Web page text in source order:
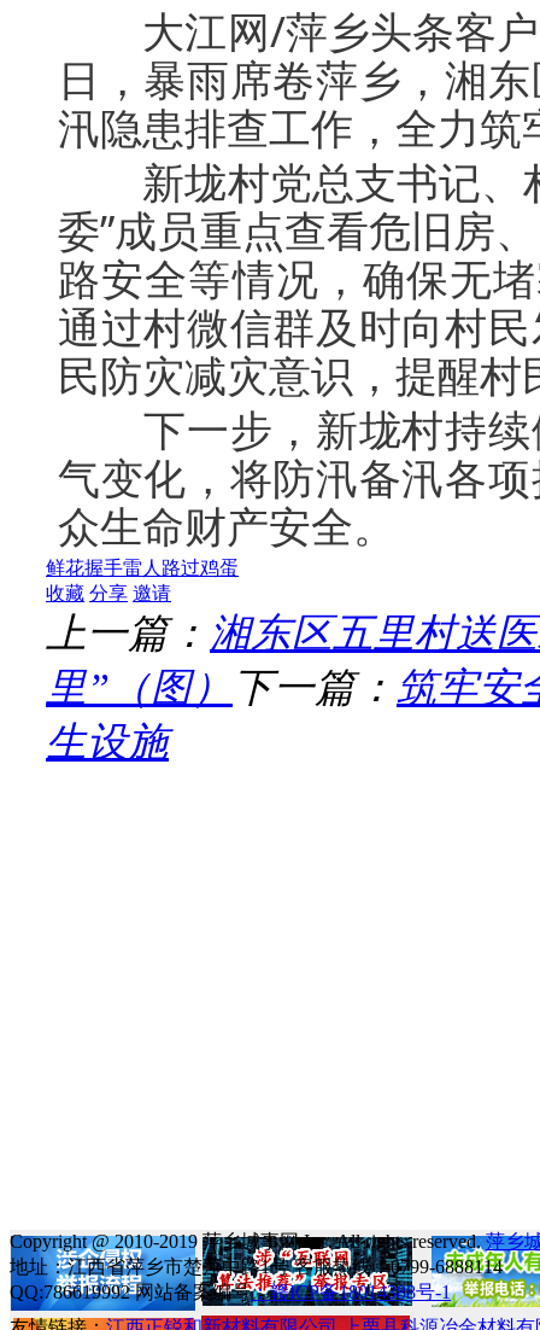
大江网/萍乡头条客户
日，暴雨席卷萍乡，湘
汛隐患排查工作，全力
新垅村党总支书记、
委”成员重点查看危旧房
路安全等情况，确保无
通过村微信群及时向村
民防灾减灾意识，提醒
下一步，新垅村持续
气变化，将防汛备汛各
众生命财产安全。
鲜花握手雷人 路过鸡蛋
收藏 分享 邀请
上一篇： 湘东区五里村送
里”（图）
下一篇： 筑牢安
生设施
Copyright @ 2010-2019 萍乡城事网 Inc. All rights reserved.萍乡
地址：江西省萍乡市楚萍中路1号 客服热线：0799-6888114
QQ:786619992 网站备案编号：赣ICP备18014388号-1